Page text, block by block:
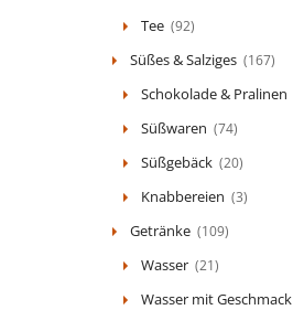
Tee (92)
Süßes & Salziges (167)
Schokolade & Pralinen
Süßwaren (74)
Süßgebäck (20)
Knabbereien (3)
Getränke (109)
Wasser (21)
Wasser mit Geschmack